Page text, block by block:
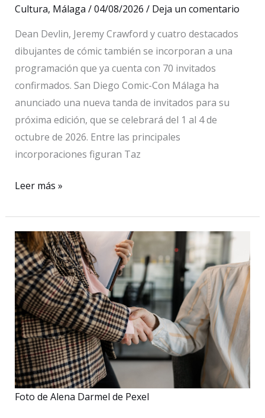
Cultura, Málaga /04/08/2026 / Deja un comentario
Dean Devlin, Jeremy Crawford y cuatro destacados
dibujantes de cómic también se incorporan a una
programación que ya cuenta con 70 invitados
confirmados. San Diego Comic-Con Málaga ha
anunciado una nueva tanda de invitados para su
próxima edición, que se celebrará del 1 al 4 de
octubre de 2026. Entre las principales
incorporaciones figuran Taz
La
Con
Málaga
confirma
a
Taz
Skylar,
el
reparto
de
‘Los
Serrano’
Leer más »
Foto de Alena Darmel de Pexel